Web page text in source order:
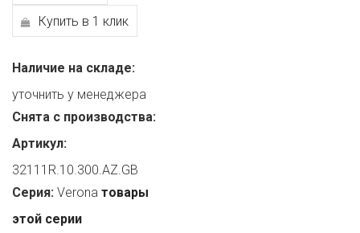
Купить в 1 клик
Наличие на складе:
уточнить у менеджера
Снята с производства:
Артикул:
32111R.10.300.AZ.GB
Серия: Verona товары
этой серии